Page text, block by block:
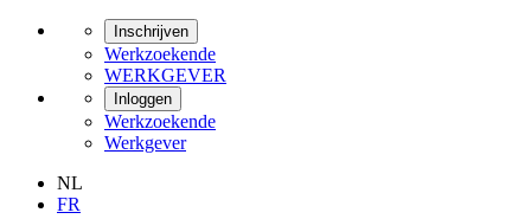
Inschrijven
Werkzoekende
WERKGEVER
Inloggen
Werkzoekende
Werkgever
NL
FR